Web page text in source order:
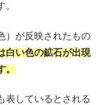
。
）が反映されたもの
白い色の鉱石が出現
表しているとされる